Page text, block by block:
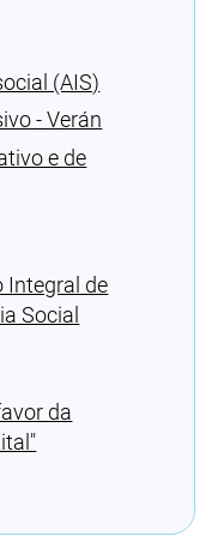
(AIS)
- Verán
e de
Integral de
Social
da